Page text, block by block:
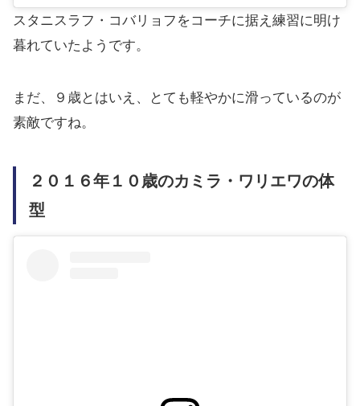
スタニスラフ・コバリョフをコーチに据え練習に明け
暮れていたようです。
まだ、９歳とはいえ、とても軽やかに滑っているのが
素敵ですね。
２０１６年１０歳のカミラ・ワリエワの体
型